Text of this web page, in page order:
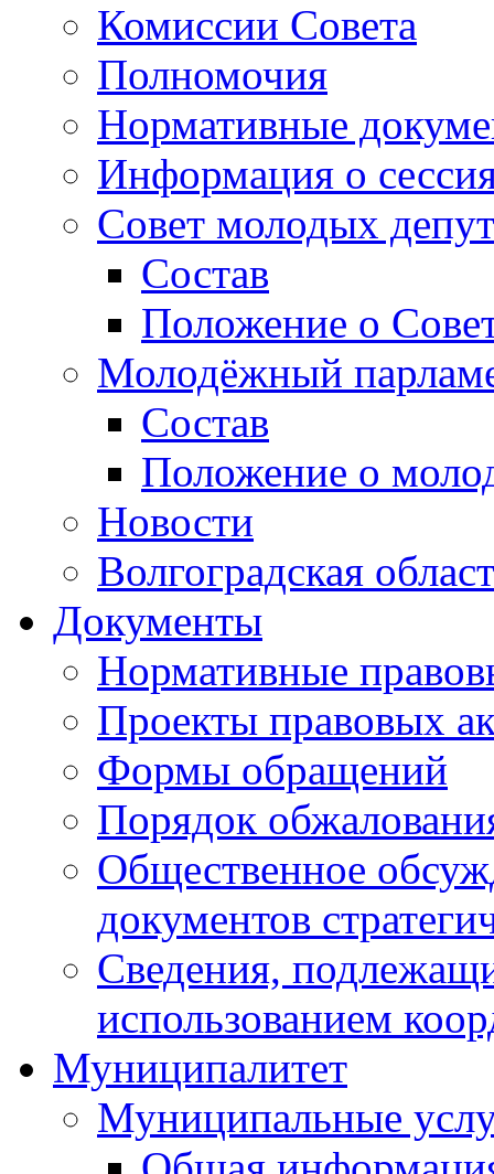
Комиссии Совета
Полномочия
Нормативные
Информация о
Совет молодых
Состав
Положение о
Молодёжный
Состав
Положение о
Новости
Волгоградская
Документы
Нормативные
Проекты правовых
Формы обращений
Порядок
Общественное
документов
Сведения,
использованием
Муниципалитет
Муниципальные